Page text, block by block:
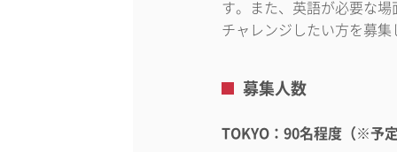
す。また、英語が必要な
チャレンジしたい方を募集
募集人数
TOKYO：90名程度（※予